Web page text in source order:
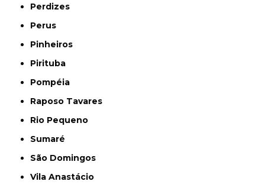
Perdizes
Perus
Pinheiros
Pirituba
Pompéia
Raposo Tavares
Rio Pequeno
Sumaré
São Domingos
Vila Anastácio